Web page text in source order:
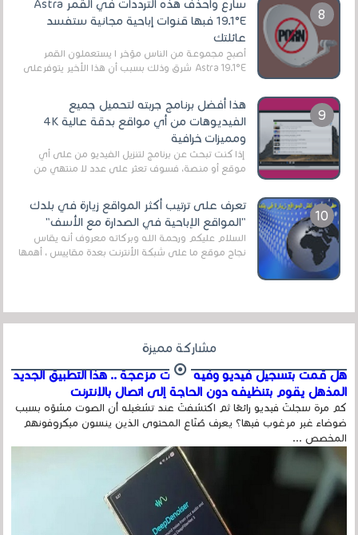
سارع واحذف هذه الترددات في القمر Astra
19.1°E فبها قنوات إباحية مجانية ستفسد
عائلتك
أصبح مجموعة من الناس مؤخر ا يستعملون القمر
Astra 19.1°E شرق وذلك بسبب أن هذا الأخير يتوفرعلى
هذا أفضل برنامج جربته لتحميل جميع
الفيديوهات من أي مواقع بدقة عالية 4K
ومميزات خرافية
إذا كنت تبحث عن برنامج لتنزيل الفيديو من على أي
موقع أو منصة، فسوف تعثر على عدد لا منتهي من
تعرف على ترتيب أكثر المواقع زيارة في بلدك
"المواقع الإباحية في الصدارة مع الأسف"
السلام عليكم ورحمة الله وبركاته معروف أنه يقاس
نجاح موقع ما على شبكة الأنترنت بعدة مقاييس ، أهمها
مشاركة مميزة
هل قمت بتسجيل فيديو وفيه أصوت مزعجة .. هذا التطبيق الجديد
المذهل يقوم بتنظيفه دون الحاجة إلى اتصال بالإنترنت
كم مرة سجلتَ فيديو رائعًا ثم اكتشفتَ عند تشغيله أن الصوت مشوّه بسبب
ضوضاء غير مرغوب فيها؟ يعرف صُنّاع المحتوى الذين ينسون ميكروفونهم
المخصص ...